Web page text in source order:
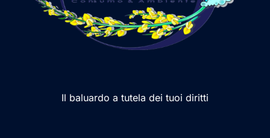
Il baluardo a tutela dei tuoi diritti